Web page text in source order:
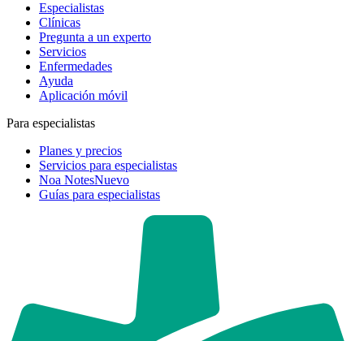
Especialistas
Clínicas
Pregunta a un experto
Servicios
Enfermedades
Ayuda
Aplicación móvil
Para especialistas
Planes y precios
Servicios para especialistas
Noa NotesNuevo
Guías para especialistas